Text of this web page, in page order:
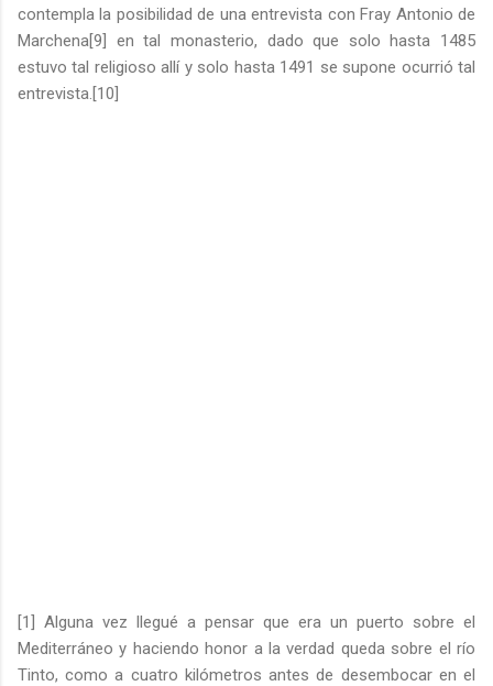
contempla la posibilidad de una entrevista con Fray Antonio de
Marchena[9] en tal monasterio, dado que solo hasta 1485
estuvo tal religioso allí y solo hasta 1491 se supone ocurrió tal
entrevista.[10]
[1] Alguna vez llegué a pensar que era un puerto sobre el
Mediterráneo y haciendo honor a la verdad queda sobre el río
Tinto, como a cuatro kilómetros antes de desembocar en el